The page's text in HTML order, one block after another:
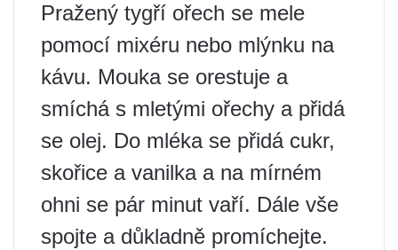
Pražený tygří ořech se mele
pomocí mixéru nebo mlýnku na
kávu. Mouka se orestuje a
smíchá s mletými ořechy a přidá
se olej. Do mléka se přidá cukr,
skořice a vanilka a na mírném
ohni se pár minut vaří. Dále vše
spojte a důkladně promíchejte.